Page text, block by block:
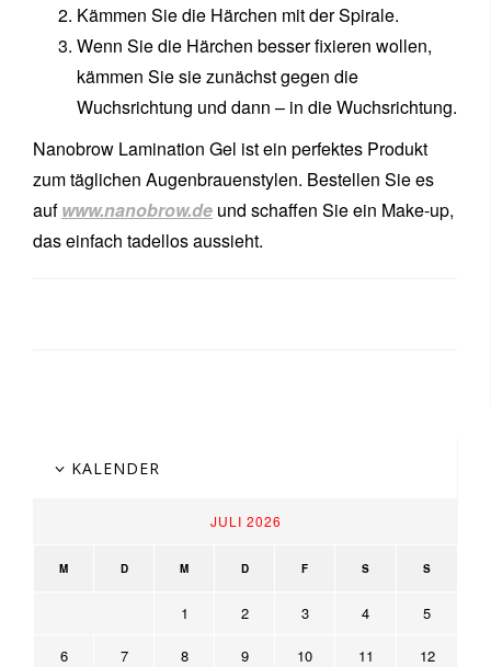
Kämmen Sie die Härchen mit der Spirale.
Wenn Sie die Härchen besser fixieren wollen,
kämmen Sie sie zunächst gegen die
Wuchsrichtung und dann – in die Wuchsrichtung.
Nanobrow Lamination Gel ist ein perfektes Produkt
zum täglichen Augenbrauenstylen. Bestellen Sie es
aufwww.nanobrow.de und schaffen Sie ein Make-up,
das einfach tadellos aussieht.
KALENDER
JULI 2026
M D M D F S S
1 2 3 4 5
6 7 8 9 10 11 12